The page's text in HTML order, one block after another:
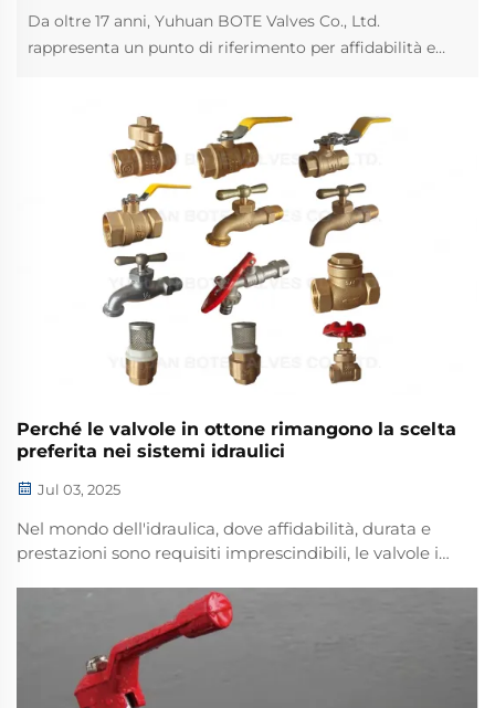
Da oltre 17 anni, Yuhuan BOTE Valves Co., Ltd.
rappresenta un punto di riferimento per affidabilità e
Yuhuan, noto come il "Capitale delle Valvole" della
Perché le valvole in ottone rimangono la scelta
preferita nei sistemi idraulici
Jul 03, 2025
Nel mondo dell'idraulica, dove affidabilità, durata e
prestazioni sono requisiti imprescindibili, le valvole in
indiscussa. Per decenni, queste valvole hanno
dominato i sistemi idraulici residenziali e
commerciali...